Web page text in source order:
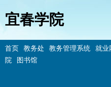
宜春学院
首页 教务处 教务管理系统 就业
院
图书馆